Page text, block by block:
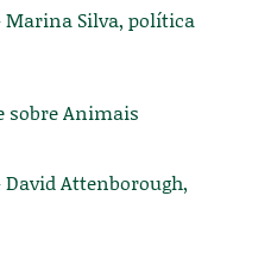
Marina Silva, política
sobre Animais
Attenborough,